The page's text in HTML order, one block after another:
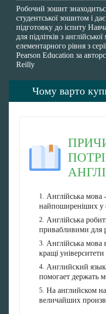
Робочий зошит
студентської зошитом і
підготовку до іспиту
для підлітків з
елементарного рівня з
Pearson Education за
Reilly
Чому варто
Англійська мова
найпоширеніших у
Англійська
привабливими для
Англійська мова
кращі університети
Английский
помогает держать
На английском
величайших